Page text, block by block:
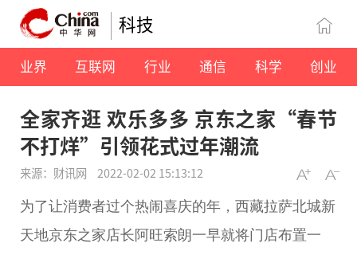
科技
业界 互联网 行业 通信 科学 创业
全家齐逛 欢乐多多 京东之家“春节
不打烊”引领花式过年潮流
来源：财讯网 2022-02-02 15:13:12
为了让消费者过个热闹喜庆的年，西藏拉萨北城新
天地京东之家店长阿旺索朗一早就将门店布置一